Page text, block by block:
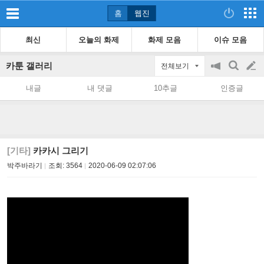
홈 웹진
최신 오늘의 화제 화제 모음 이슈 모음
카툰 갤러리 전체보기
공
on/off
검
색
글
쓰
내글 내 댓글 10추글 인증글
[기타] 카카시 그리기
박주바라기 조회: 3564 2020-06-09 02:07:06